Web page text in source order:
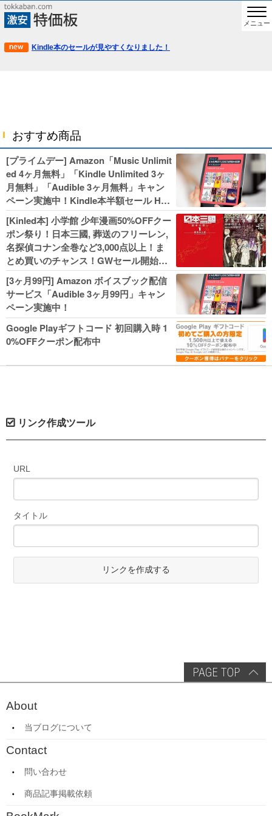
メニュー
Kindle本のセールが見やすくなりました！
おすすめ商品
[プライムデー] Amazon「Music Unlimit
ed 4ヶ月無料」「Kindle Unlimited 3ヶ
月無料」「Audible 3ヶ月無料」キャン
ペーン実施中！Kindle本半額セール HU
NTER×HUNTERなど集英社、無職転生,
幼女戦記などKADOKAWA、キャプテン
翼100円セールも！
[Kinled本] 小学館 少年漫画50%OFFクー
ポン祭り！日本三國, 葬送のフリーレン,
名探偵コナン全巻など3,000点以上！ま
とめ買いのチャンス！GWセール開始！
人気コミック多数 カドカワ祭やIT関連本
がセールに！
[3ヶ月99円] Amazon ボイスブック配信
サービス「Audible 3ヶ月99円」キャン
ペーン実施中！
Google Playギフトコード 初回購入時 1
0%OFFクーポン配布中
リンク作成ツール
URL
タイトル
リンクを作成する
About
当ブログについて
Contact
問い合わせ
商品記事掲載依頼